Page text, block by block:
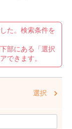
た。検索条件を
部にある「選択
できます。
選択